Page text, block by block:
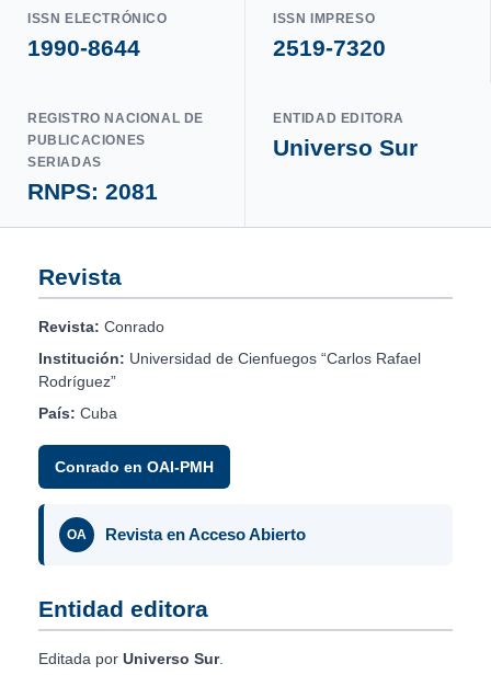
ISSN ELECTRÓNICO
1990-8644
ISSN IMPRESO
2519-7320
REGISTRO NACIONAL DE
PUBLICACIONES
SERIADAS
RNPS: 2081
ENTIDAD EDITORA
Universo Sur
Revista
Revista: Conrado
Institución: Universidad de Cienfuegos “Carlos Rafael
Rodríguez”
País: Cuba
Conrado en OAI-PMH
OA Revista en Acceso Abierto
Entidad editora
Editada por Universo Sur.